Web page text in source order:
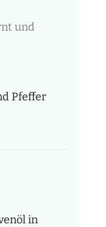
und
Pfeffer
in